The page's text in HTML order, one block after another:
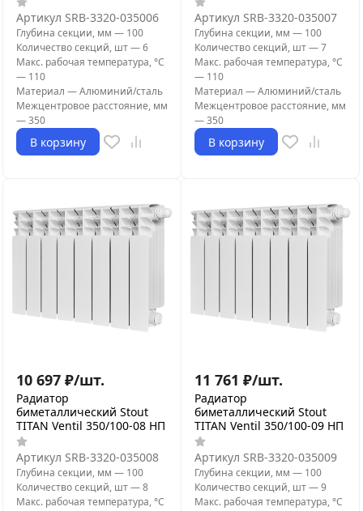
Артикул SRB-3320-035006
Глубина секции, мм — 100
Количество секций, шт—6
Макс. рабочая температура, °С
— 110
Материал —Алюминий/сталь
Межцентровое расстояние, мм
—350
В корзину
Артикул SRB-3320-035007
Глубина секции, мм — 100
Количество секций, шт—7
Макс. рабочая температура, °С
— 110
Материал —Алюминий/сталь
Межцентровое расстояние, мм
—350
В корзину
10 697 ₽/шт.
Радиатор
биметаллический Stout
TITAN Ventil 350/100-08 НП
Артикул SRB-3320-035008
Глубина секции, мм — 100
Количество секций, шт—8
Макс. рабочая температура, °С
11 761 ₽/шт.
Радиатор
биметаллический Stout
TITAN Ventil 350/100-09 НП
Артикул SRB-3320-035009
Глубина секции, мм — 100
Количество секций, шт—9
Макс. рабочая температура, °С